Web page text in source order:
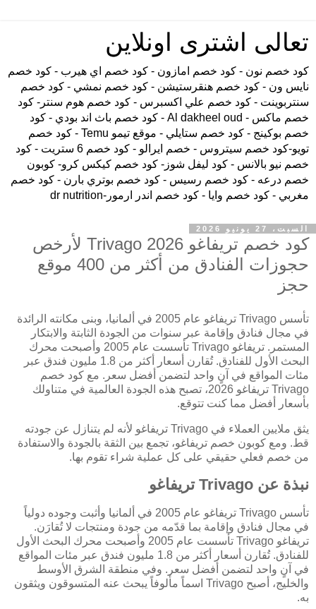
تعالى اشترى اونلاين
كود خصم نون - كود خصم امازون - كود خصم اي هيرب - كود خصم
نايس ون - كود خصم هنقرستيشن - كود خصم نمشي - كود خصم
سنتربوينت - كود خصم علي اكسبرس - كود خصم هوم سنتر- كود
خصم ماكس - Al dakheel oud - كود خصم باث اند بودي - كود
خصم بوكينج - كود خصم ستايلي - موقع تيمو Temu - كود خصم
تويو-كود خصم سيتروس - خصم ايرالو - كود خصم 6 ستريت - كود
خصم نيو بالانس - كود ليفل شوز- كود خصم كيكس كرو- كوبون
خصم درعه - كود خصم رسيس - كود خصم بوتري بارن - كود خصم
مغربي - كود خصم وايا - كود خصم اندر ارمور-dr nutrition
السبت، 27 يونيو 2026
كود خصم تريفاغو Trivago 2026 لأرخص
حجوزات الفنادق من أكثر من 400 موقع
حجز
تأسس Trivago تريفاغو عام 2005 في ألمانيا، وبنى مكانته الرائدة
في مجال فنادق وإقامة عبر سنوات من الجودة الثابتة والابتكار
المستمر. تريفاغو Trivago تأسست عام 2005 وأصبحت محرك
البحث الأول للفنادق. تُقارن أسعار أكثر من 1.8 مليون فندق عبر
مئات المواقع في آنٍ واحد لتضمن أفضل سعر. مع كود خصم
Trivago تريفاغو 2026، تصبح هذه الجودة العالمية في متناولك
بأسعار أفضل مما كنت تتوقع.
يثق ملايين العملاء في Trivago تريفاغو لأنه لم يتنازل عن جودته
قط. ومع كوبون خصم تريفاغو، تجمع بين الثقة بالجودة والاستفادة
من خصم فعلي حقيقي على كل عملية شراء تقوم بها.
نبذة عن Trivago تريفاغو
تأسس Trivago تريفاغو عام 2005 في ألمانيا وأثبت وجوده دولياً
في مجال فنادق وإقامة بما قدّمه من جودة ومنتجات لا تُقارَن.
تريفاغو Trivago تأسست عام 2005 وأصبحت محرك البحث الأول
للفنادق. تُقارن أسعار أكثر من 1.8 مليون فندق عبر مئات المواقع
في آنٍ واحد لتضمن أفضل سعر. وفي منطقة الشرق الأوسط
والخليج، أصبح Trivago اسماً مألوفاً يبحث عنه المتسوقون ويثقون
به.